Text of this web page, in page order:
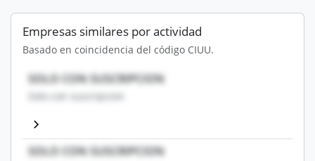
Empresas similares por actividad
Basado en coincidencia del código CIUU.
SOLO CON SUSCRIPCION
Solo con suscripcion
SOLO CON SUSCRIPCION